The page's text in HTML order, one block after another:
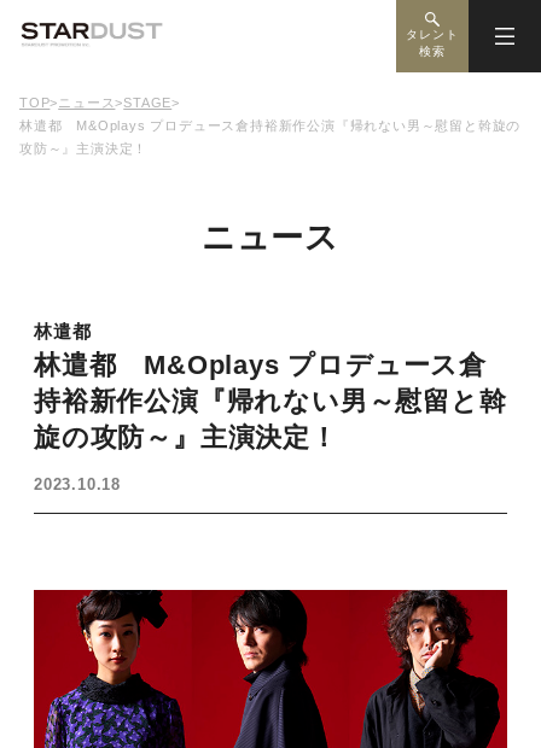
タレント
検索
TOP> ニュース>STAGE>
林遣都 M&Oplays プロデュース倉持裕新作公演『帰れない男～慰留と斡旋の
攻防～』主演決定！
ニュース
林遣都
林遣都 M&Oplays プロデュース倉
持裕新作公演『帰れない男～慰留と斡
旋の攻防～』主演決定！
2023.10.18